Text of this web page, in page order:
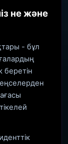
не және
- бұл
беретін